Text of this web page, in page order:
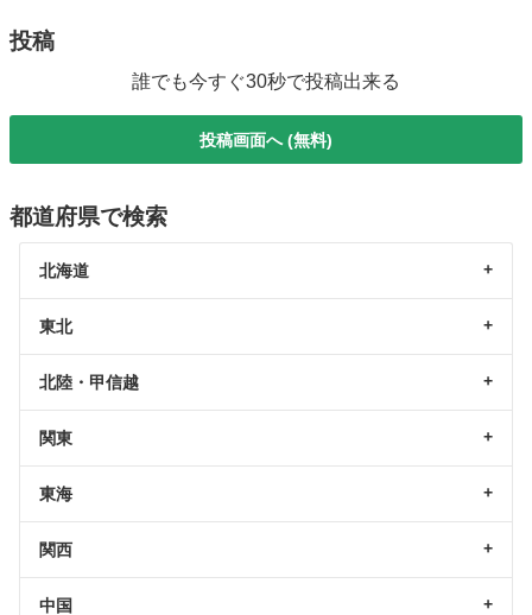
投稿
誰でも今すぐ30秒で投稿出来る
投稿画面へ (無料)
都道府県で検索
北海道
東北
北陸・甲信越
関東
東海
関西
中国